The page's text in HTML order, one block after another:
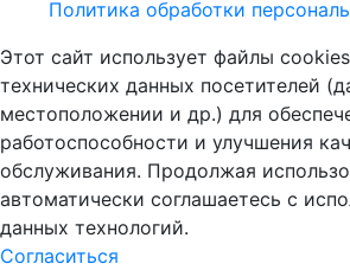
Политика обработки
Этот сайт использует файлы
технических данных посетителей
местоположении и др.) для
работоспособности и улучшения
обслуживания. Продолжая
автоматически соглашаетесь с
данных технологий.
Согласиться